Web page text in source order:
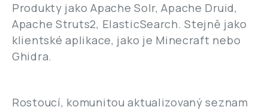
Produkty jako Apache Solr, Apache Druid,
Apache Struts2, ElasticSearch. Stejně jako
klientské aplikace, jako je Minecraft nebo
Ghidra.
Rostoucí, komunitou aktualizovaný seznam